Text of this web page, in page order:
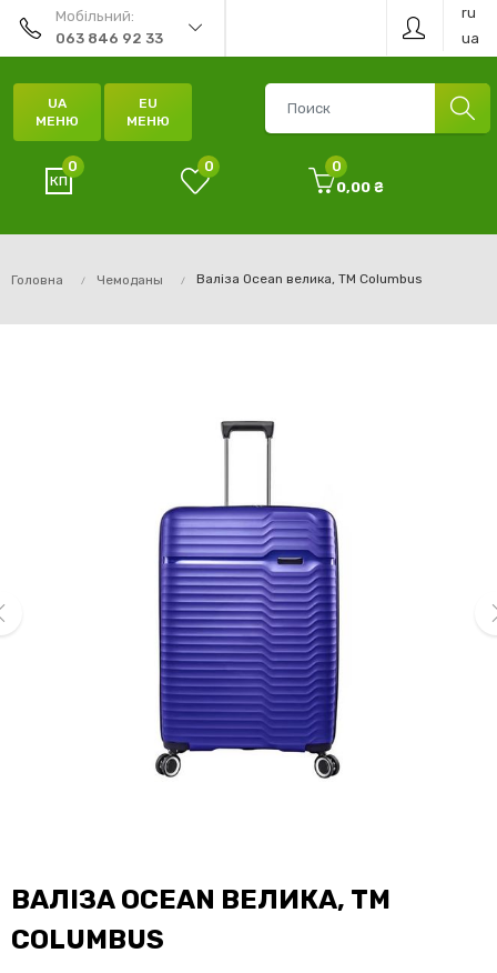
Мобільний:
063 846 92 33
ru
ua
UA
МЕНЮ
EU
МЕНЮ
0 0
0
0,00 ₴
Головна Чемоданы Валіза Ocean велика, TM Columbus
ВАЛІЗА OCEAN ВЕЛИКА, TM
COLUMBUS